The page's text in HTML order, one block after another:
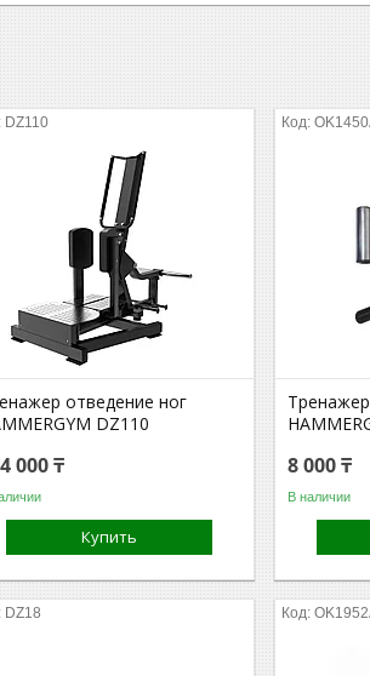
DZ110
отведение ног
DZ110
000 ₸
Купить
8 000 ₸
В наличии
DZ18